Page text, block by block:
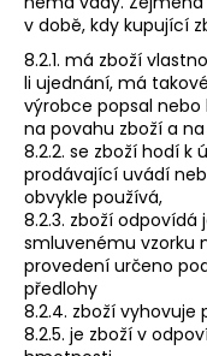
v době, kdy kupující
8.2.1. má zboží
li ujednání, má
výrobce popsal
na povahu zboží a
8.2.2. se zboží hodí k
prodávající uvádí
obvykle používá,
8.2.3. zboží
smluvenému vzorku
provedení určeno
předlohy
8.2.4. zboží
8.2.5. je zboží v